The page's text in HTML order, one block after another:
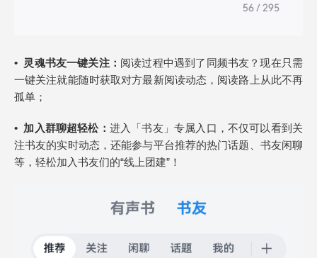
• 灵魂书友一键关注： 阅读过程中遇到了同频书友？现在只需
一键关注就能随时获取对方最新阅读动态，阅读路上从此不再
孤单；
• 加入群聊超轻松： 进入「书友」专属入口，不仅可以看到关
注书友的实时动态，还能参与平台推荐的热门话题、书友闲聊
等，轻松加入书友们的“线上团建”！